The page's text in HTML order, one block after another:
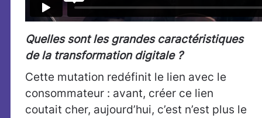
Quelles sont les grandes caractéristiques
de la transformation digitale ?
Cette mutation redéfinit le lien avec le
consommateur : avant, créer ce lien
coutait cher, aujourd’hui, c’est n’est plus le